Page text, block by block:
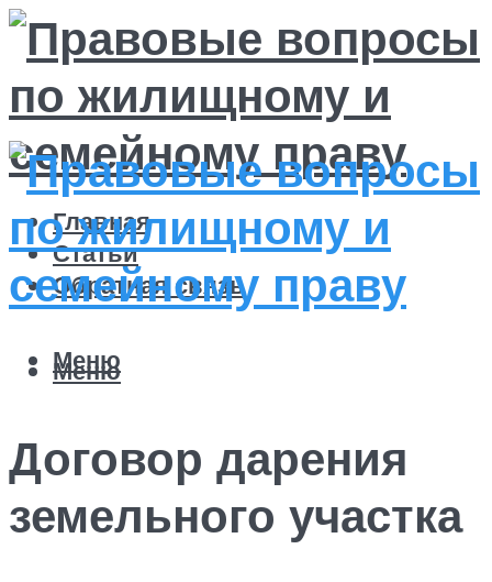
Главная
Статьи
Обратная связь
Меню
Меню
Договор дарения
земельного участка